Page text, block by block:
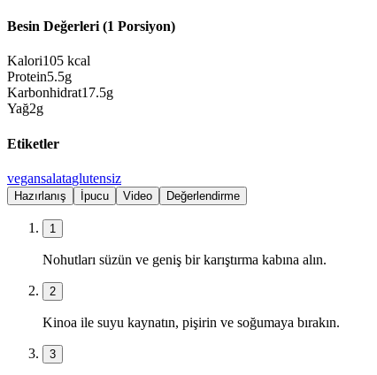
Besin Değerleri (1 Porsiyon)
Kalori105 kcal
Protein5.5g
Karbonhidrat17.5g
Yağ2g
Etiketler
vegansalataglutensiz
Hazırlanış İpucu Video Değerlendirme
1
Nohutları süzün ve geniş bir karıştırma kabına alın.
2
Kinoa ile suyu kaynatın, pişirin ve soğumaya bırakın.
3